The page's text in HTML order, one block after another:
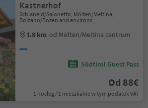
Kastnerhof
Schlaneid/Salonetto, Mölten/Meltina,
Bolzano/Bozen and environs
1.8 km od Mölten/Meltina centrum
Südtirol Guest Pass
Od 88€
1 nocleg / 1 mieszkanie w tym podatek VAT